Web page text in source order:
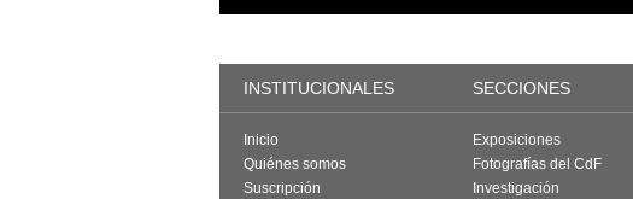
INSTITUCIONALES SECCIONES
Inicio
Quiénes somos
Suscripción
Exposiciones
Fotografías del CdF
Investigación